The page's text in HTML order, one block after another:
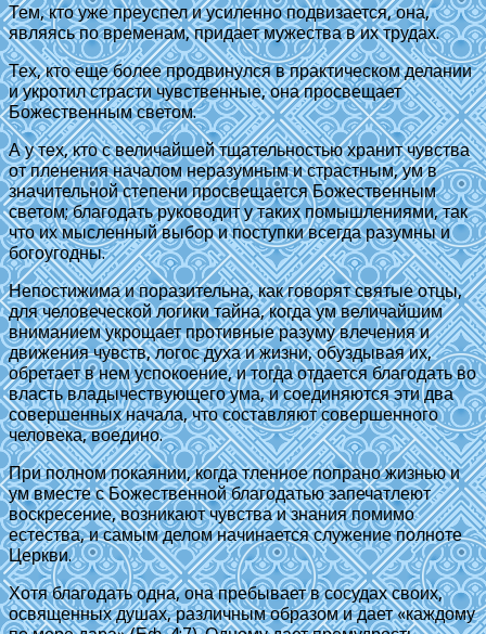
Тем, кто уже преуспел и усиленно подвизается, она,
являясь по временам, придает мужества в их трудах.
Тех, кто еще более продвинулся в практическом делании
и укротил страсти чувственные, она просвещает
Божественным светом.
А у тех, кто с величайшей тщательностью хранит чувства
от пленения началом неразумным и страстным, ум в
значительной степени просвещается Божественным
светом; благодать руководит у таких помышлениями, так
что их мысленный выбор и поступки всегда разумны и
богоугодны.
Непостижима и поразительна, как говорят святые отцы,
для человеческой логики тайна, когда ум величайшим
вниманием укрощает противные разуму влечения и
движения чувств, логос духа и жизни, обуздывая их,
обретает в нем успокоение, и тогда отдается благодать во
власть владычествующего ума, и соединяются эти два
совершенных начала, что составляют совершенного
человека, воедино.
При полном покаянии, когда тленное попрано жизнью и
ум вместе с Божественной благодатью запечатлеют
воскресение, возникают чувства и знания помимо
естества, и самым делом начинается служение полноте
Церкви.
Хотя благодать одна, она пребывает в сосудах своих,
освященных душах, различным образом и дает «каждому